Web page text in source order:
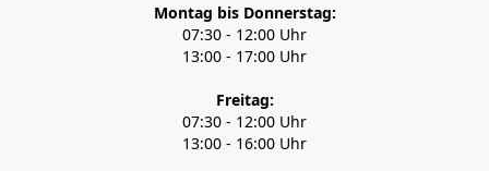
Montag bis Donnerstag:
07:30 - 12:00 Uhr
13:00 - 17:00 Uhr
Freitag:
07:30 - 12:00 Uhr
13:00 - 16:00 Uhr